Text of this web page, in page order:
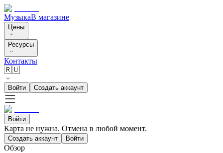
МузыкаВ магазине
Цены
Ресурсы
Контакты
🇷🇺
Войти Создать аккаунт
Войти
Карта не нужна. Отмена в любой момент.
Создать аккаунт Войти
Обзор